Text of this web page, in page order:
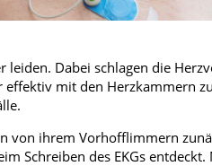
leiden. Dabei schlagen die
effektiv mit den Herzkammern
von ihrem Vorhofflimmern
Schreiben des EKGs